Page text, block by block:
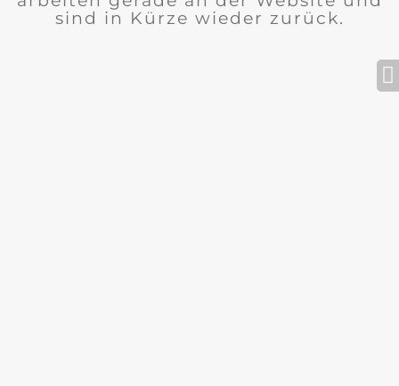
sind in Kürze wieder zurück.